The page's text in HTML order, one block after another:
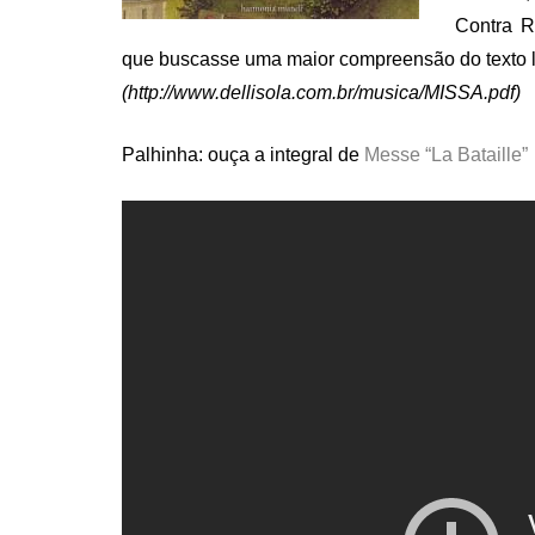
Contra
que buscasse uma maior compreensão do texto
(http://www.dellisola.com.br/musica/MISSA.pdf)
Palhinha: ouça a integral de Messe “La Bataille”